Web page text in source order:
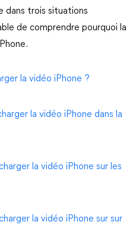
dans trois situations
de comprendre pourquoi la
la vidéo iPhone ?
la vidéo iPhone dans la
la vidéo iPhone sur les
la vidéo iPhone sur sur